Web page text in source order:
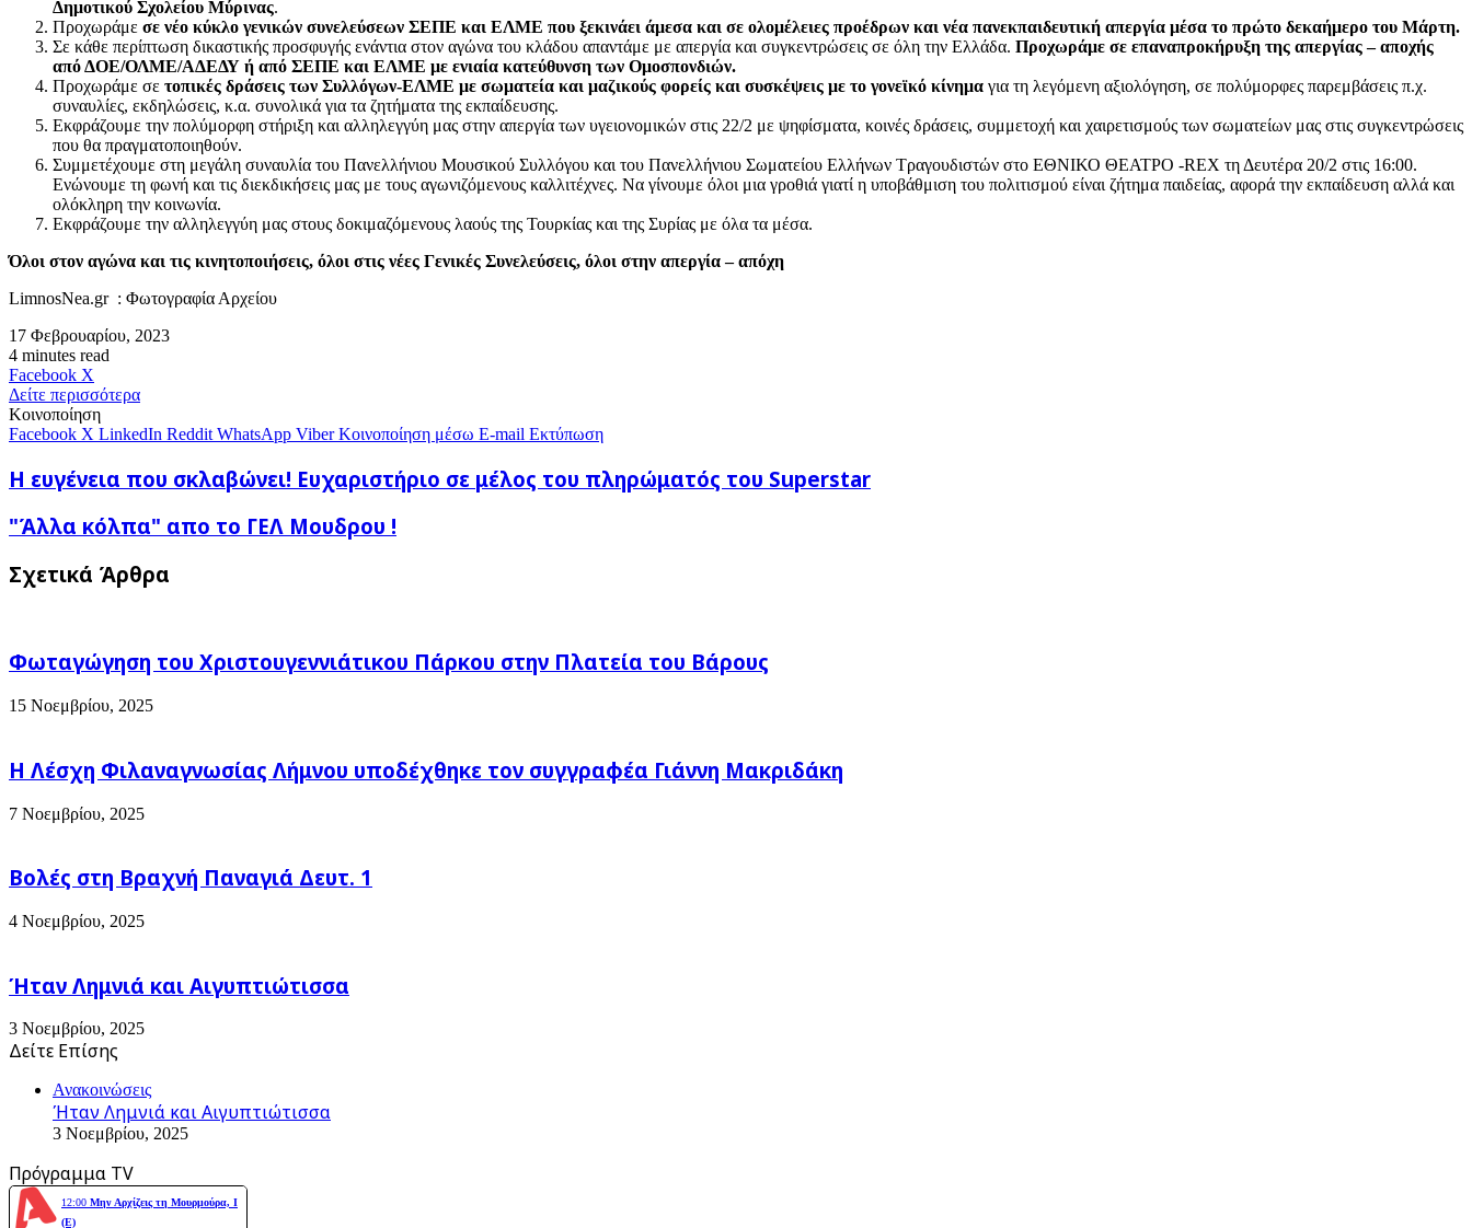
Δημοτικού Σχολείου Μύρινας.
Προχωράμε σε νέο κύκλο γενικών συνελεύσεων ΣΕΠΕ και ΕΛΜΕ που ξεκινάει άμεσα και σε ολομέλειες προέδρων και νέα πανεκπαιδευτική απεργία μέσα το πρώτο δεκαήμερο του Μάρτη.
Σε κάθε περίπτωση δικαστικής προσφυγής ενάντια στον αγώνα του κλάδου απαντάμε με απεργία και συγκεντρώσεις σε όλη την Ελλάδα. Προχωράμε σε επαναπροκήρυξη της απεργίας – αποχής
από ΔΟΕ/ΟΛΜΕ/ΑΔΕΔΥ ή από ΣΕΠΕ και ΕΛΜΕ με ενιαία κατεύθυνση των Ομοσπονδιών.
Προχωράμε σε τοπικές δράσεις των Συλλόγων-ΕΛΜΕ με σωματεία και μαζικούς φορείς και συσκέψεις με το γονεϊκό κίνημα για τη λεγόμενη αξιολόγηση, σε πολύμορφες παρεμβάσεις π.χ.
συναυλίες, εκδηλώσεις, κ.α. συνολικά για τα ζητήματα της εκπαίδευσης.
Εκφράζουμε την πολύμορφη στήριξη και αλληλεγγύη μας στην απεργία των υγειονομικών στις 22/2 με ψηφίσματα, κοινές δράσεις, συμμετοχή και χαιρετισμούς των σωματείων μας στις συγκεντρώσεις
που θα πραγματοποιηθούν.
Συμμετέχουμε στη μεγάλη συναυλία του Πανελλήνιου Μουσικού Συλλόγου και του Πανελλήνιου Σωματείου Ελλήνων Τραγουδιστών στο ΕΘΝΙΚΟ ΘΕΑΤΡΟ -REX τη Δευτέρα 20/2 στις 16:00.
Ενώνουμε τη φωνή και τις διεκδικήσεις μας με τους αγωνιζόμενους καλλιτέχνες. Να γίνουμε όλοι μια γροθιά γιατί η υποβάθμιση του πολιτισμού είναι ζήτημα παιδείας, αφορά την εκπαίδευση αλλά και
ολόκληρη την κοινωνία.
Εκφράζουμε την αλληλεγγύη μας στους δοκιμαζόμενους λαούς της Τουρκίας και της Συρίας με όλα τα μέσα.
Όλοι στον αγώνα και τις κινητοποιήσεις, όλοι στις νέες Γενικές Συνελεύσεις, όλοι στην απεργία – απόχη
LimnosNea.gr : Φωτογραφία Αρχείου
17 Φεβρουαρίου, 2023
4 minutes read
Facebook X
μέσω
E-
mail
Δείτε περισσότερα
Κοινοποίηση
Facebook X LinkedIn Reddit WhatsApp Viber Κοινοποίηση μέσω E-mail Εκτύπωση
Η
ευγένεια
σκλαβώνει!
σε
μέλος
του
Superstar
Η ευγένεια που σκλαβώνει! Ευχαριστήριο σε μέλος του πληρώματός του Superstar
"Άλλα
κόλπα"
το
"Άλλα κόλπα" απο το ΓΕΛ Μουδρου !
Σχετικά Άρθρα
Φωταγώγηση του Χριστουγεννιάτικου Πάρκου στην Πλατεία του Βάρους
15 Νοεμβρίου, 2025
Η Λέσχη Φιλαναγνωσίας Λήμνου υποδέχθηκε τον συγγραφέα Γιάννη Μακριδάκη
7 Νοεμβρίου, 2025
Βολές στη Βραχνή Παναγιά Δευτ. 1
4 Νοεμβρίου, 2025
Ήταν Λημνιά και Αιγυπτιώτισσα
3 Νοεμβρίου, 2025
Δείτε Επίσης
Ανακοινώσεις
Ήταν Λημνιά και Αιγυπτιώτισσα
3 Νοεμβρίου, 2025
Πρόγραμμα TV